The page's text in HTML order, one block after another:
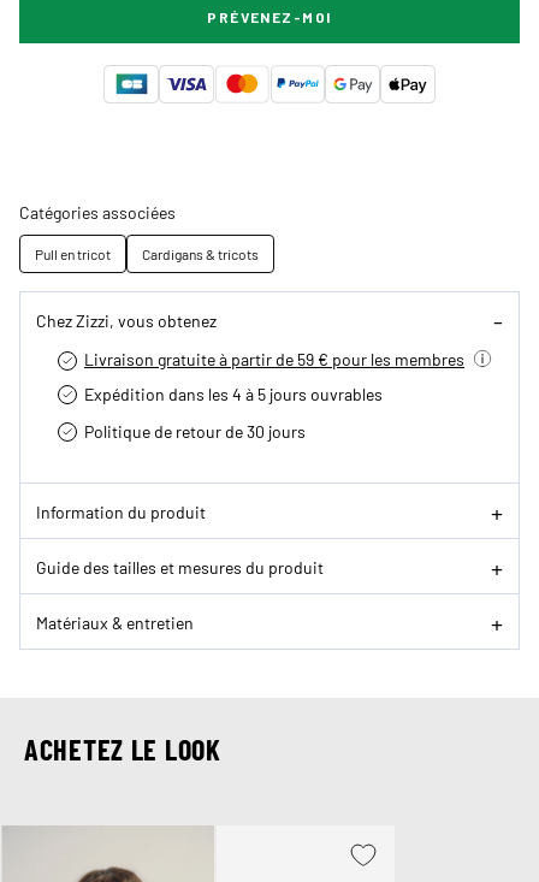
PRÉVENEZ-MOI
Catégories associées
Pull en tricot Cardigans & tricots
Chez Zizzi, vous obtenez
Livraison gratuite à partir de 59 € pour les membres
Expédition dans les 4 à 5 jours ouvrables
Politique de retour de 30 jours
Information du produit
Guide des tailles et mesures du produit
Matériaux & entretien
ACHETEZ LE LOOK